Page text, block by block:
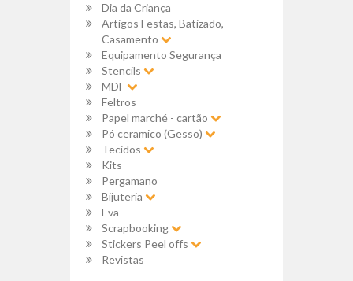
Dia da Criança
Artigos Festas, Batizado,
Casamento
Equipamento Segurança
Stencils
MDF
Feltros
Papel marché - cartão
Pó ceramico (Gesso)
Tecidos
Kits
Pergamano
Bijuteria
Eva
Scrapbooking
Stickers Peel offs
Revistas